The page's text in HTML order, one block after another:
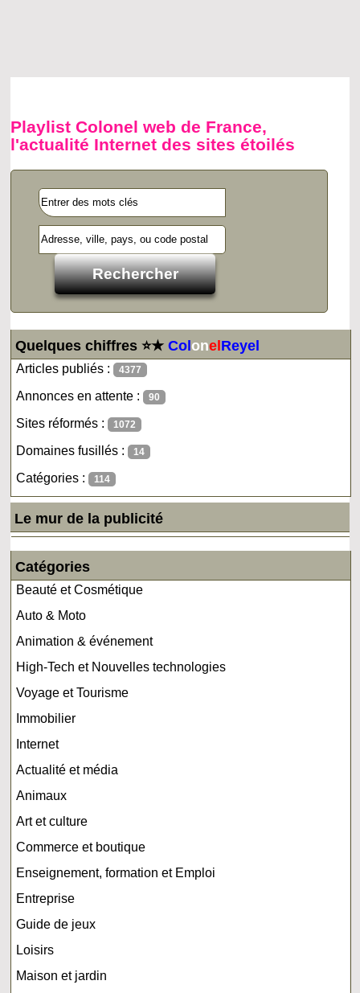
Playlist Colonel web de France,
l'actualité Internet des sites étoilés
Quelques chiffres ⭐★ColonelReyel
Articles publiés : 4377
Annonces en attente : 90
Sites réformés : 1072
Domaines fusillés : 14
Catégories : 114
Le mur de la publicité
Catégories
Beauté et Cosmétique
Auto & Moto
Animation & événement
High-Tech et Nouvelles technologies
Voyage et Tourisme
Immobilier
Internet
Actualité et média
Animaux
Art et culture
Commerce et boutique
Enseignement, formation et Emploi
Entreprise
Guide de jeux
Loisirs
Maison et jardin